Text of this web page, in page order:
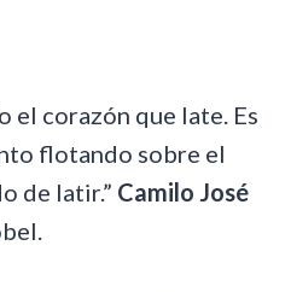
el corazón que late. Es
flotando sobre el
de latir.” Camilo José